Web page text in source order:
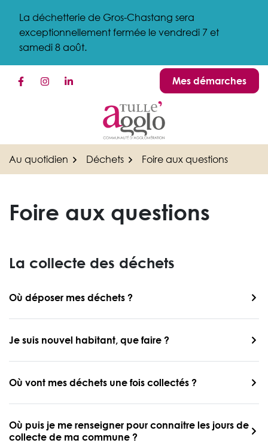
contenu
La déchetterie de Gros-Chastang sera
exceptionnellement fermée le vendredi 7 et
samedi 8 août.
Lien vers le compte Facebook
Lien vers le compte Instagram
Lien vers le compte LinkedinMes démarches
Au quotidien Déchets Foire aux questions
Foire aux questions
La collecte des déchets
Où déposer mes déchets ?
Je suis nouvel habitant, que faire ?
Où vont mes déchets une fois collectés ?
Où puis je me renseigner pour connaitre les jours de
collecte de ma commune ?